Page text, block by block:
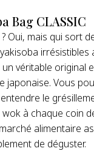
Bag CLASSIC
Oui, mais qui sort
irrésistibles
véritable original
japonaise. Vous
le
à chaque coin
alimentaire
de déguster.